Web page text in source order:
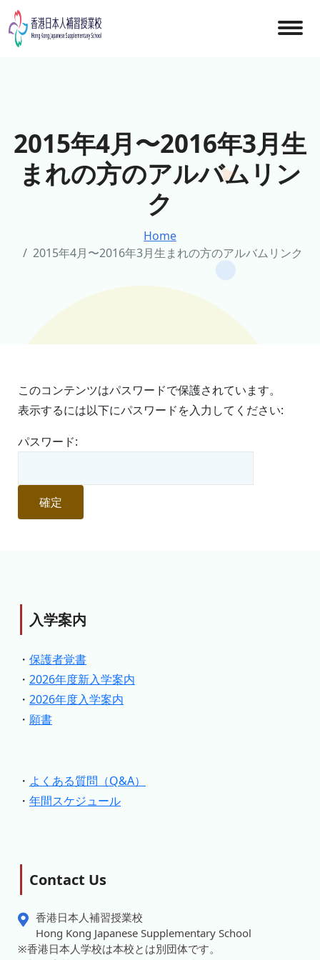
Skip
to
content
2015年4月〜2016年3月生
まれの方のアルバムリン
ク
Home
2015年4月〜2016年3月生まれの方のアルバムリンク
このコンテンツはパスワードで保護されています。
表示するには以下にパスワードを入力してください:
パスワード:
入学案内
・ 保護者覚書
・ 2026年度新入学案内
・ 2026年度入学案内
・ 願書
・ よくある質問（Q&A）
・ 年間スケジュール
Contact Us
香港日本人補習授業校
Hong Kong Japanese Supplementary School
※香港日本人学校は本校とは別団体です。